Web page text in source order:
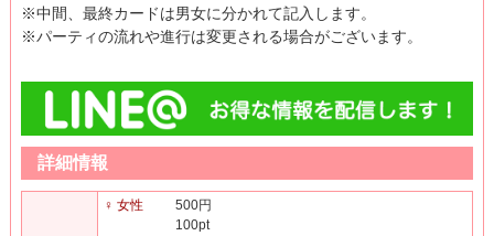
※中間、最終カードは男女に分かれて記入します。
※パーティの流れや進行は変更される場合がございます。
詳細情報
♀ 女性
500円
100pt